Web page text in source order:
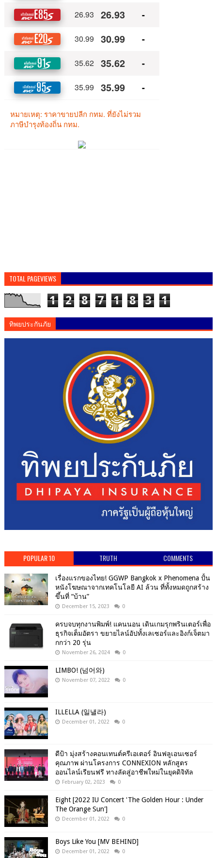
TOTAL PAGEVIEWS
1 2 8 7 1 8 3 1
ทิพยประกันภัย
POPULAR 10 TRUTH COMMENTS
เรื่องแรกของไทย! GGWP Bangkok x Phenomena ปั้น
หนังโฆษณาจากเทคโนโลยี AI ล้วน ที่ทั้งหมดถูกสร้าง
ขึ้นที่ “บ้าน”
December 15, 2023 0
ครบจบทุกงานพิมพ์! แคนนอน เดินเกมรุกพรินเตอร์เพื่อ
ธุรกิจเต็มอัตรา ขยายไลน์อัปทั้งเลเซอร์และอิงก์เจ็ตมา
กกว่า 20 รุ่น
November 26, 2024 0
LIMBO! (넘어와)
November 07, 2022 0
ILLELLA (일낼라)
December 01, 2022 0
ดีป้า มุ่งสร้างคอนเทนต์ครีเอเตอร์ อินฟลูเอนเซอร์
คุณภาพ ผ่านโครงการ CONNEXION หลักสูตร
ออนไลน์เรียนฟรี ทางลัดสู่อาชีพใหม่ในยุคดิจิทัล
February 02, 2023 0
Eight [2022 IU Concert 'The Golden Hour : Under
The Orange Sun']
December 01, 2022 0
Boys Like You [MV BEHIND]
December 01, 2022 0